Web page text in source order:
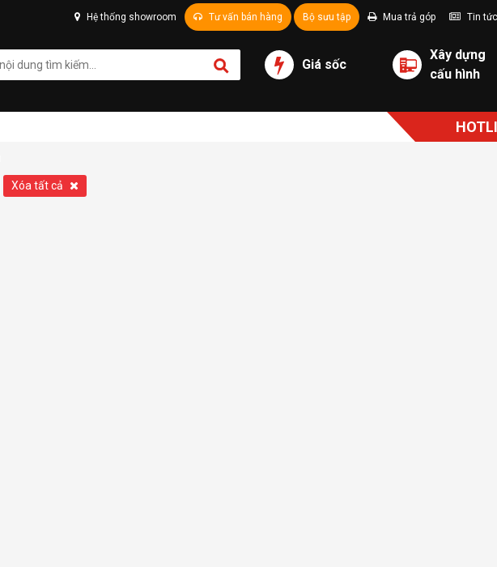
Hệ thống showroom Tư vấn bán hàng Bộ sưu tập Mua trả góp Tin tức
Giá sốc
Xây dựng
cấu hình
Xóa tất cả